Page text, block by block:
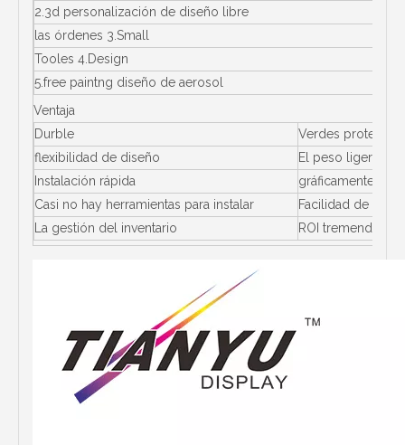
2.3d personalización de diseño libre
las órdenes 3.Small
Tooles 4.Design
5.free paintng diseño de aerosol
Ventaja
Durble
Verdes
flexibilidad de diseño
El peso ligero
Instalación rápida
gráficamente
Casi no hay herramientas para instalar
Facilidad de uso
La gestión del inventario
ROI tremenda